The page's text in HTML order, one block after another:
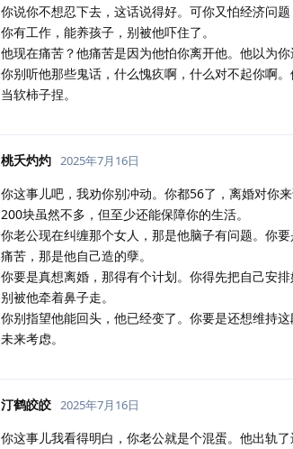
你说你不想忍下去，这话说得好。可你又怕经济问
你有工作，能养孩子，别被他吓住了。
他现在痛苦？他痛苦是因为他怕你离开他。他以为
你别听他那些鬼话，什么愧疚啊，什么对不起你啊
当软柿子捏。
桃夭灼灼 2025年7月16日
你这事儿吧，我劝你别冲动。你都56了，离婚对你
200块虽然不多，但至少还能保障你的生活。
你老公现在纠缠那个女人，那是他脑子有问题。你
痛苦，那是他自己造的孽。
你要是真想离婚，那得有个计划。你得先把自己安
别被他牵着鼻子走。
你别指望他能回头，他已经变了。你要是还想维持
未来考虑。
汀鹤皎皎 2025年7月16日
你这事儿我看得明白，你老公就是个混蛋。他出轨